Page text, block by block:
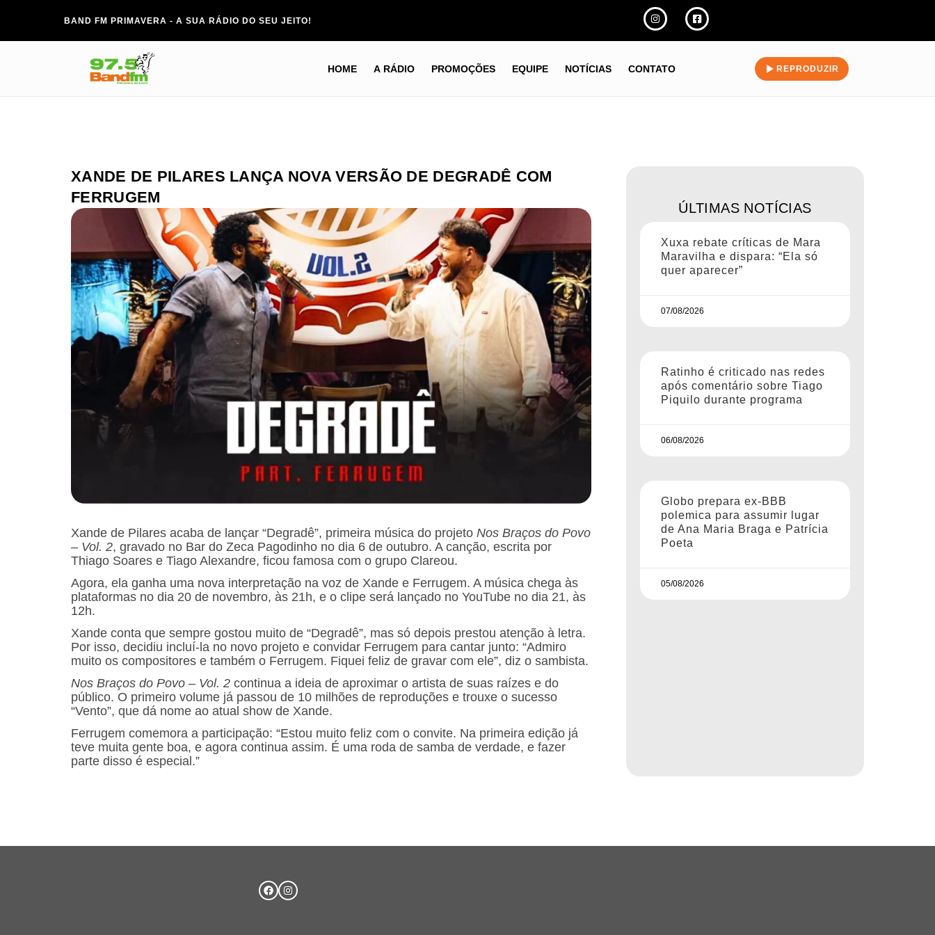
BAND FM PRIMAVERA - A SUA RÁDIO DO SEU JEITO!
HOME A RÁDIO PROMOÇÕES EQUIPE NOTÍCIAS CONTATO REPRODUZIR
XANDE DE PILARES LANÇA NOVA VERSÃO DE DEGRADÊ COM
FERRUGEM
Xande de Pilares acaba de lançar “Degradê”, primeira música do projeto Nos Braços do Povo
– Vol. 2, gravado no Bar do Zeca Pagodinho no dia 6 de outubro. A canção, escrita por
Thiago Soares e Tiago Alexandre, ficou famosa com o grupo Clareou.
Agora, ela ganha uma nova interpretação na voz de Xande e Ferrugem. A música chega às
plataformas no dia 20 de novembro, às 21h, e o clipe será lançado no YouTube no dia 21, às
12h.
Xande conta que sempre gostou muito de “Degradê”, mas só depois prestou atenção à letra.
Por isso, decidiu incluí-la no novo projeto e convidar Ferrugem para cantar junto: “Admiro
muito os compositores e também o Ferrugem. Fiquei feliz de gravar com ele”, diz o sambista.
Nos Braços do Povo – Vol. 2 continua a ideia de aproximar o artista de suas raízes e do
público. O primeiro volume já passou de 10 milhões de reproduções e trouxe o sucesso
“Vento”, que dá nome ao atual show de Xande.
Ferrugem comemora a participação: “Estou muito feliz com o convite. Na primeira edição já
teve muita gente boa, e agora continua assim. É uma roda de samba de verdade, e fazer
parte disso é especial.”
ÚLTIMAS NOTÍCIAS
Xuxa rebate críticas de Mara
Maravilha e dispara: “Ela só
quer aparecer”
07/08/2026
Ratinho é criticado nas redes
após comentário sobre Tiago
Piquilo durante programa
06/08/2026
Globo prepara ex-BBB
polemica para assumir lugar
de Ana Maria Braga e Patrícia
Poeta
05/08/2026